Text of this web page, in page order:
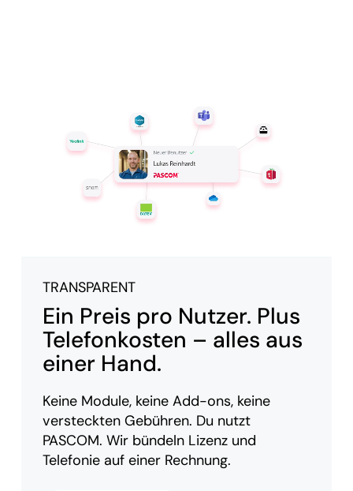
TRANSPARENT
Ein Preis pro Nutzer. Plus
Telefonkosten – alles aus
einer Hand.
Keine Module, keine Add-ons, keine
versteckten Gebühren. Du nutzt
PASCOM. Wir bündeln Lizenz und
Telefonie auf einer Rechnung.